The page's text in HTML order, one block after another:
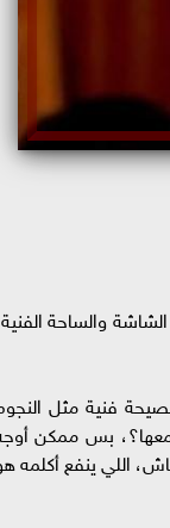
والساحة
فنية مثل
بس ممكن
اللي ينفع أكلمه